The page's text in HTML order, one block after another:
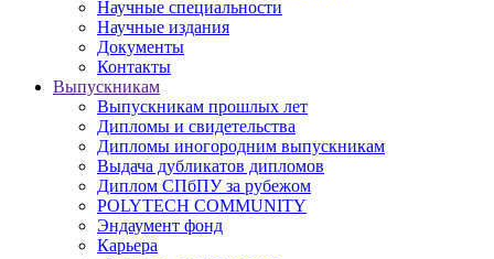
Научные специальности
Научные издания
Документы
Контакты
Выпускникам
Выпускникам прошлых лет
Дипломы и свидетельства
Дипломы иногородним выпускникам
Выдача дубликатов дипломов
Диплом СПбПУ за рубежом
POLYTECH COMMUNITY
Эндаумент фонд
Карьера